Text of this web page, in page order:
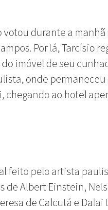
durante a manhã
Por lá, Tarcísio
imóvel de seu
onde
chegando ao hotel
feito pelo artista
de Albert Einstein,
de Calcutá e